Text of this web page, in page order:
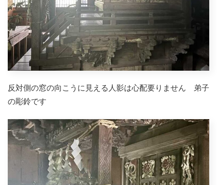
反対側の窓の向こうに見える人影は心配要りません 弟子
の彫鈴です